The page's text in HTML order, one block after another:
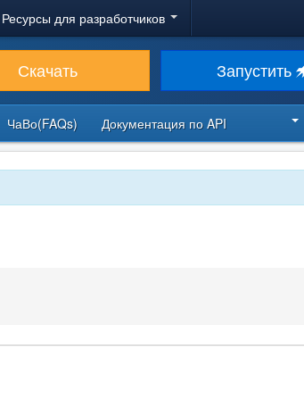
Ресурсы для разработчиков
Скачать Запустить
ЧаВо(FAQs) Документация по API